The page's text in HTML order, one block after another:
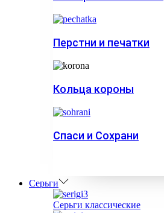
Перстни и печатки
Кольца короны
Спаси и Сохрани
Серьги
Серьги классические